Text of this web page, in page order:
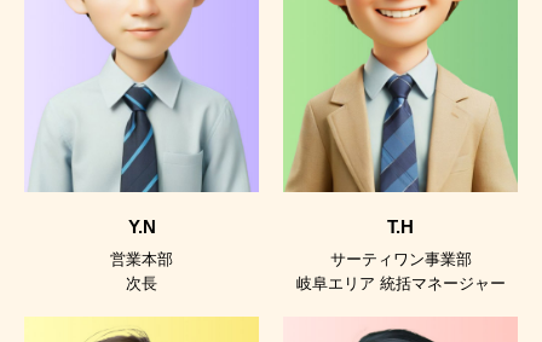
Y.N
営業本部
次長
T.H
サーティワン事業部
岐阜エリア 統括マネージャー